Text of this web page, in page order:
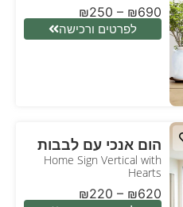
₪250 – ₪690
לפרטים ורכישה
הום אנכי עם לבבות
Home Sign Vertical with
Hearts
₪220 – ₪620